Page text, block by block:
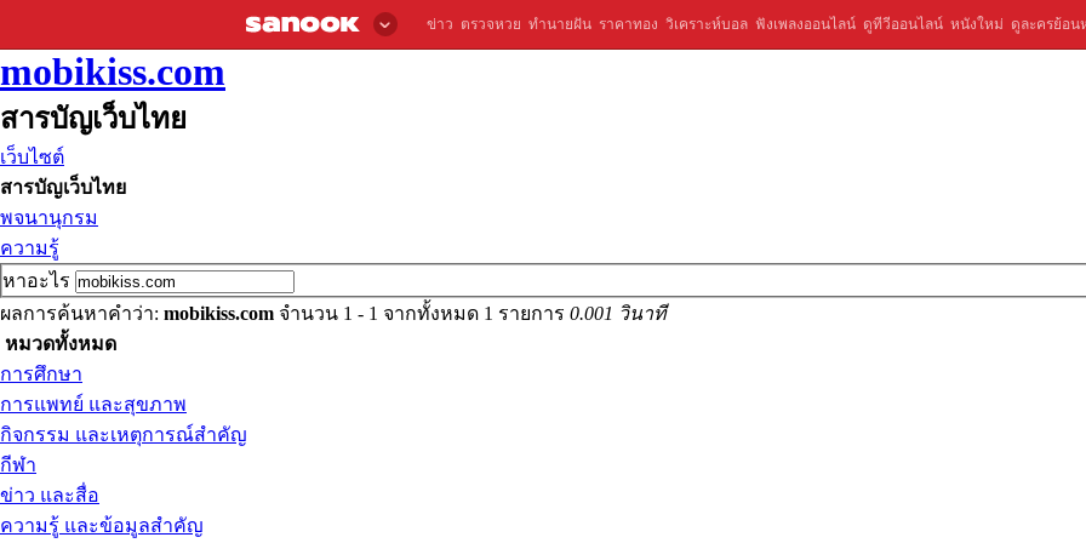
ข่าว ตรวจหวย ทำนายฝัน ราคาทอง วิเคราะห์บอล ฟังเพลงออนไลน์ ดูทีวีออนไลน์ หนังใหม่ ดูละครย้อน
mobikiss.com
สารบัญเว็บไทย
เว็บไซต์
สารบัญเว็บไทย
พจนานุกรม
ความรู้
หาอะไร
ผลการค้นหาคำว่า: mobikiss.com จำนวน 1 - 1 จากทั้งหมด 1 รายการ 0.001 วินาที
หมวดทั้งหมด
การศึกษา
การแพทย์ และสุขภาพ
กิจกรรม และเหตุการณ์สำคัญ
กีฬา
ข่าว และสื่อ
ความรู้ และข้อมูลสำคัญ